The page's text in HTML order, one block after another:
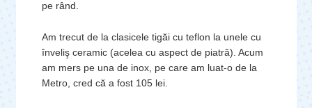
pe rând.
Am trecut de la clasicele tigăi cu teflon la unele cu
înveliş ceramic (acelea cu aspect de piatră). Acum
am mers pe una de inox, pe care am luat-o de la
Metro, cred că a fost 105 lei.